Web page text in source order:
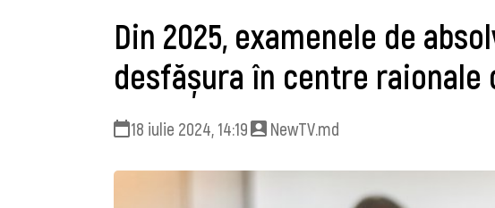
Din 2025, examenele de
desfășura în centre raionale
18 iulie 2024, 14:19 NewTV.md